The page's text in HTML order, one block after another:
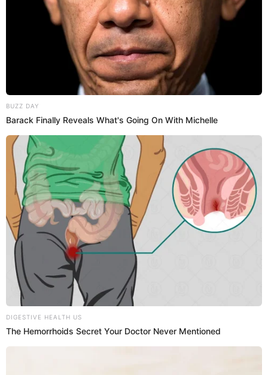
ve a la sección "Mis pedidos". Allí encontrarás un listado
de tus compras recientes y podrás verificar el estado de
cada pedido. Al seleccionar un pedido específico,
accederás a más detalles sobre el envío y la entrega.